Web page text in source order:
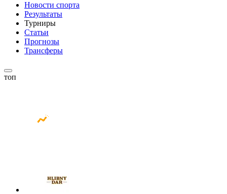
Новости спорта
Результаты
Турниры
Статьи
Прогнозы
Трансферы
топ